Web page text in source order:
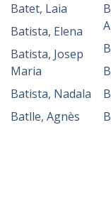
Batet, Laia
Batista, Elena
Batista, Josep
Maria
Batista, Nadala
Batlle, Agnès